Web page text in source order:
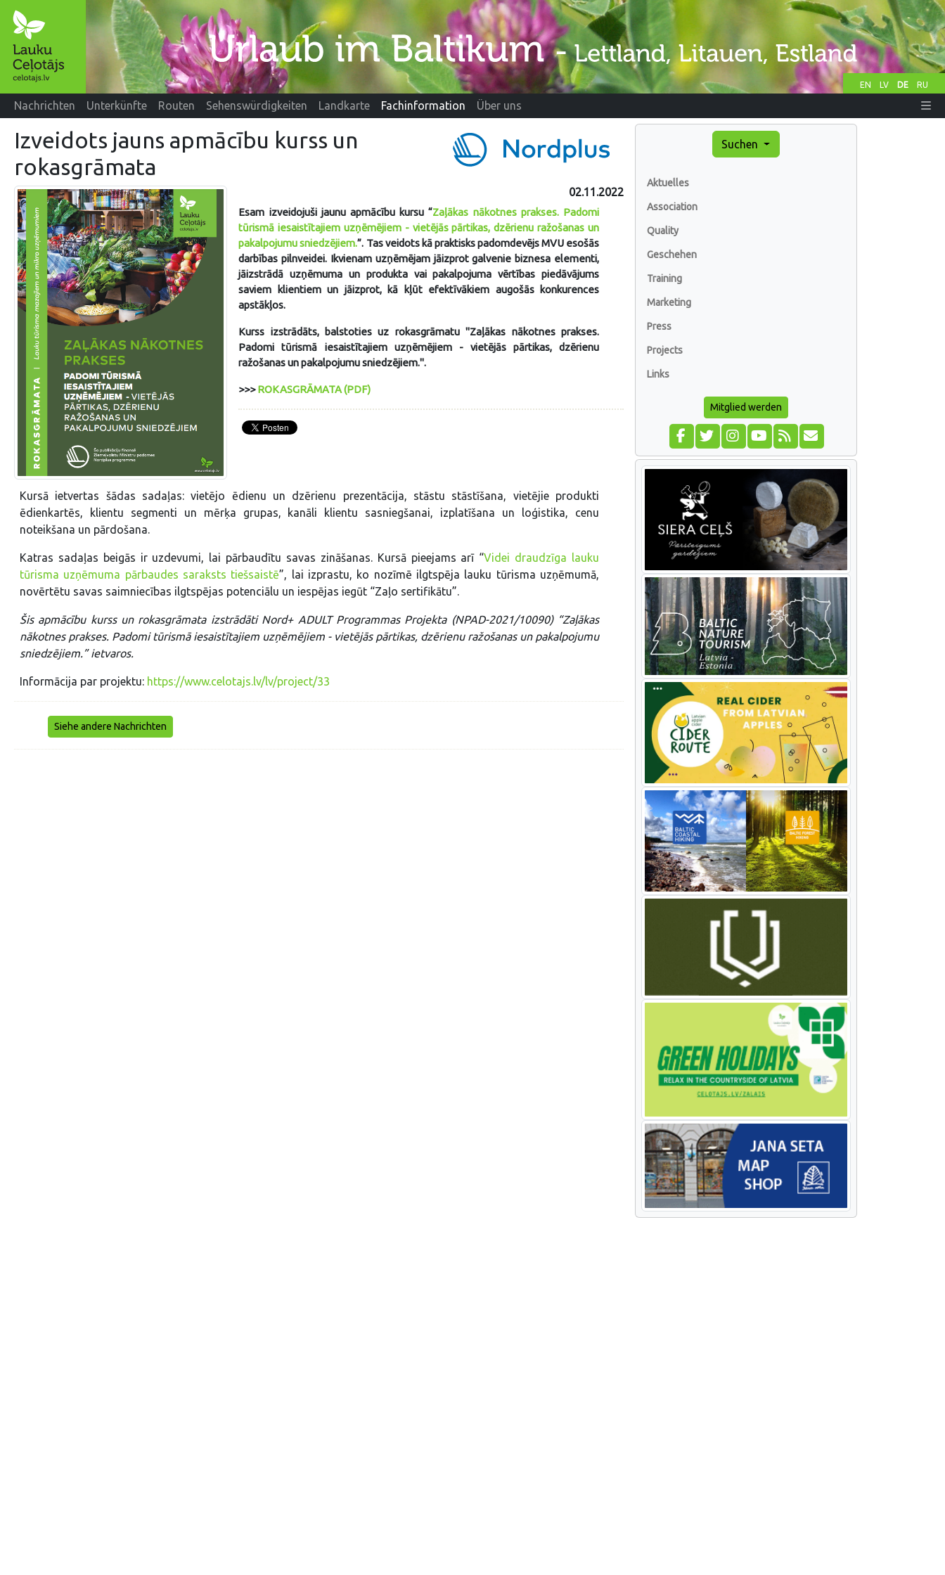
EN LV DE RU
Nachrichten Unterkünfte Routen Sehenswürdigkeiten Landkarte Fachinformation Über uns
Izveidots jauns apmācību kurss un
rokasgrāmata
02.11.2022
Esam izveidojuši jaunu apmācību kursu “Zaļākas nākotnes prakses. Padomi
tūrismā iesaistītajiem uzņēmējiem - vietējās pārtikas, dzērienu ražošanas un
pakalpojumu sniedzējiem.”. Tas veidots kā praktisks padomdevējs MVU esošās
darbības pilnveidei. Ikvienam uzņēmējam jāizprot galvenie biznesa elementi,
jāizstrādā uzņēmuma un produkta vai pakalpojuma vērtības piedāvājums
saviem klientiem un jāizprot, kā kļūt efektīvākiem augošās konkurences
apstākļos.
Kurss izstrādāts, balstoties uz rokasgrāmatu "Zaļākas nākotnes prakses.
Padomi tūrismā iesaistītajiem uzņēmējiem - vietējās pārtikas, dzērienu
ražošanas un pakalpojumu sniedzējiem.".
>>>ROKASGRĀMATA (PDF)
Kursā ietvertas šādas sadaļas: vietējo ēdienu un dzērienu prezentācija, stāstu stāstīšana, vietējie produkti
ēdienkartēs, klientu segmenti un mērķa grupas, kanāli klientu sasniegšanai, izplatīšana un loģistika, cenu
noteikšana un pārdošana.
Katras sadaļas beigās ir uzdevumi, lai pārbaudītu savas zināšanas. Kursā pieejams arī “Videi draudzīga lauku
tūrisma uzņēmuma pārbaudes saraksts tiešsaistē”, lai izprastu, ko nozīmē ilgtspēja lauku tūrisma uzņēmumā,
novērtētu savas saimniecības ilgtspējas potenciālu un iespējas iegūt “Zaļo sertifikātu”.
Šis apmācību kurss un rokasgrāmata izstrādāti Nord+ ADULT Programmas Projekta (NPAD-2021/10090) “Zaļākas
nākotnes prakses. Padomi tūrismā iesaistītajiem uzņēmējiem - vietējās pārtikas, dzērienu ražošanas un pakalpojumu
sniedzējiem.” ietvaros.
Informācija par projektu: https://www.celotajs.lv/lv/project/33
Siehe andere Nachrichten
Suchen
Aktuelles
Association
Quality
Geschehen
Training
Marketing
Press
Projects
Links
Mitglied werden